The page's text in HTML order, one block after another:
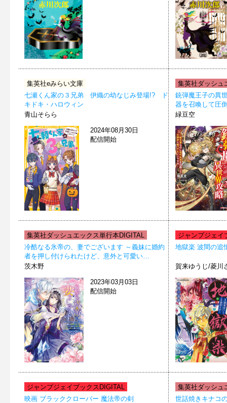
集英社eみらい文庫
七瀬くん家の３兄弟 伊織の幼なじみ登場!? ド
キドキ・ハロウィン
青山そらら
2024年08月30日
配信開始
集英社ダッシュ
銃弾魔王子の異
器を召喚して圧
緑豆空
集英社ダッシュエックス単行本DIGITAL
冷酷なる氷帝の、妻でございます ～義妹に婚約
者を押し付けられたけど、意外と可愛い…
茨木野
2023年03月03日
配信開始
ジャンプジェイ
地獄楽 波間の追
賀来ゆうじ/菱川
ジャンプジェイブックスDIGITAL
映画 ブラッククローバー 魔法帝の剣
集英社ダッシュ
世話焼きキナコ